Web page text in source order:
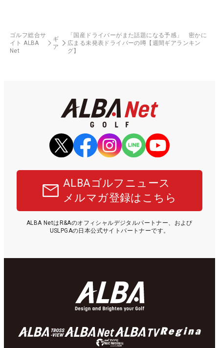
ゴルフ総合サ
イト ALBA
Net
ギ
ア
「国産ドライバーがまた話題になる予感」 密かに
広まる未発表ドライバーの噂【週間ギアランキン
グ】
ALBAゴルフニュース
メルマガ登録はこちら
ALBA NetはR&Aのオフィシャルデジタルパートナー、および
USLPGAの日本公式サイトパートナーです。